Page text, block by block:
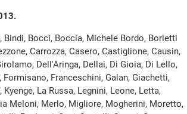
Bocci, Boccia, Michele Bordo, Borletti
Carrozza, Casero, Castiglione, Causin,
Dell'Aringa, Dellai, Di Gioia, Di Lello,
Franceschini, Galan, Giachetti,
La Russa, Legnini, Leone, Letta,
Meloni, Merlo, Migliore, Mogherini, Moretto,